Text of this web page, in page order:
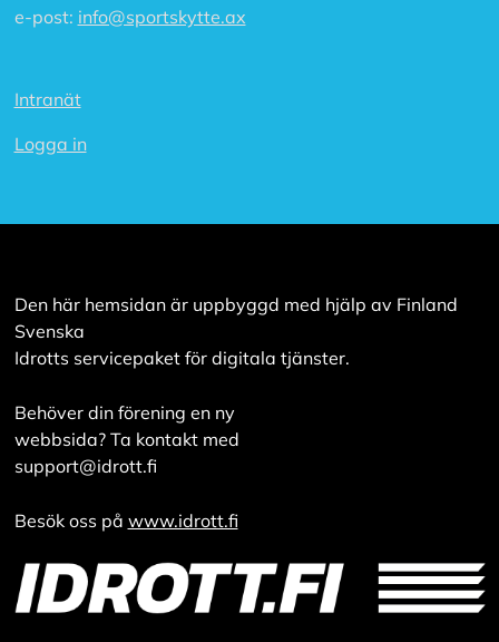
i
e
e-post: info@sportskytte.ax
Intranät
Logga in
Den här hemsidan är uppbyggd med hjälp av Finland
Svenska
Idrotts servicepaket för digitala tjänster.
Behöver din förening en ny
webbsida? Ta kontakt med
support@idrott.fi
Besök oss på www.idrott.fi